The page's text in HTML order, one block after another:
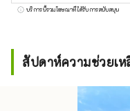
ดารินอีกด้ว
Nakajima
ร่วมกิจกร
กิจกรรมของชุมชน เราจะยั
รวบรวมเส
บริการนี้รวมโฆษณาที่ได้รับการสนับสนุน
สัปดาห์ความช่วยเ